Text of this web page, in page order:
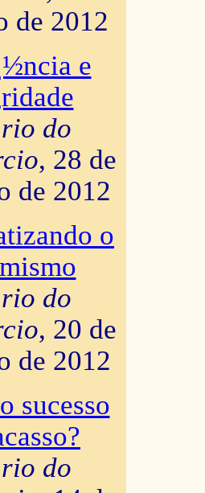
de 2012
e
do
, 28 de
de 2012
o
do
, 20 de
de 2012
sucesso
do